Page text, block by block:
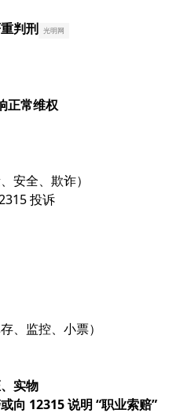
判刑 光明网
正常维权
安全、欺诈）
投诉
、监控、小票）
实物
向 12315 说明 “职业索赔”